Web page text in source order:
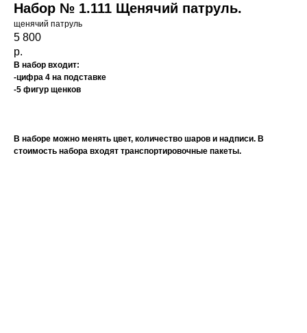
Набор № 1.111 Щенячий патруль.
щенячий патруль
5 800
р.
В набор входит:
-цифра 4 на подставке
-5 фигур щенков
В наборе можно менять цвет, количество шаров и надписи. В
стоимость набора входят транспортировочные пакеты.